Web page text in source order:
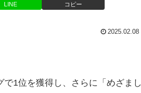
LINE コピー
2025.02.08
1位を獲得し、さらに「めざまし